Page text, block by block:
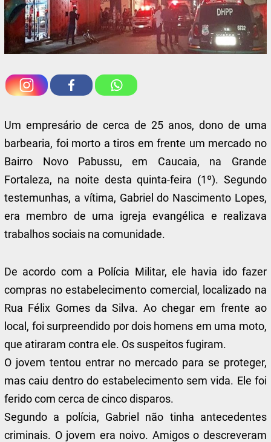
Um empresário de cerca de 25 anos, dono de uma
barbearia, foi morto a tiros em frente um mercado no
Bairro Novo Pabussu, em Caucaia, na Grande
Fortaleza, na noite desta quinta-feira (1º). Segundo
testemunhas, a vítima, Gabriel do Nascimento Lopes,
era membro de uma igreja evangélica e realizava
trabalhos sociais na comunidade.
De acordo com a Polícia Militar, ele havia ido fazer
compras no estabelecimento comercial, localizado na
Rua Félix Gomes da Silva. Ao chegar em frente ao
local, foi surpreendido por dois homens em uma moto,
que atiraram contra ele. Os suspeitos fugiram.
O jovem tentou entrar no mercado para se proteger,
mas caiu dentro do estabelecimento sem vida. Ele foi
ferido com cerca de cinco disparos.
Segundo a polícia, Gabriel não tinha antecedentes
criminais. O jovem era noivo. Amigos o descreveram